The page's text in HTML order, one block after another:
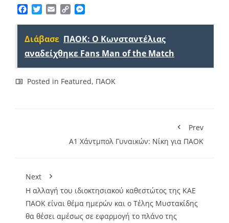
Facebook
TwitterEmailCopy
Διάβασε ΠΑΟΚ: Ο Κωνσταντέλιας
αναδείχθηκε Fans Man of the Match
Posted in Featured, ΠΑΟΚ
Prev
A1 Xάντμπολ Γυναικών: Νίκη για ΠΑΟΚ
Next
Η αλλαγή του ιδιοκτησιακού καθεστώτος της ΚΑΕ
ΠΑΟΚ είναι θέμα ημερών και ο Τέλης Μυστακίδης
θα θέσει αμέσως σε εφαρμογή το πλάνο της